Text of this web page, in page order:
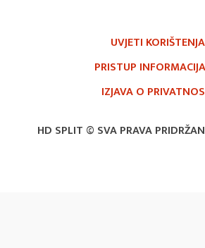
HD SPLIT © SVA PRAVA
UVJETI KORIŠTENJA
PRISTUP
IZJAVA O